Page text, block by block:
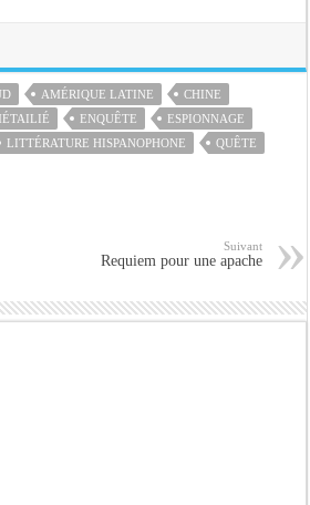
AMÉRIQUE LATINE
CHINE
ENQUÊTE
ESPIONNAGE
LITTÉRATURE HISPANOPHONE
QUÊTE
Suivant
Requiem pour une apache